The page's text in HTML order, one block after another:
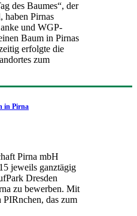
des Baumes“, der
haben Pirnas
und WGP-
Baum in Pirnas
erfolgte die
zum
in Pirna
Pirna mbH
jeweils ganztägig
Dresden
zu bewerben. Mit
das zum